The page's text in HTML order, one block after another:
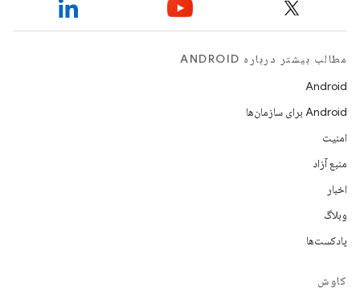
مطالب بیشتر درباره ANDROID
Android
Android برای سازمان‌ها
امنیت
منبع آزاد
اخبار
وبلاگ
پادکست‌ها
کاوش